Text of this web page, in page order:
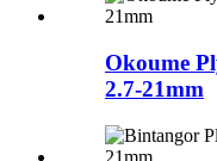
Okoume
2.7-21mm